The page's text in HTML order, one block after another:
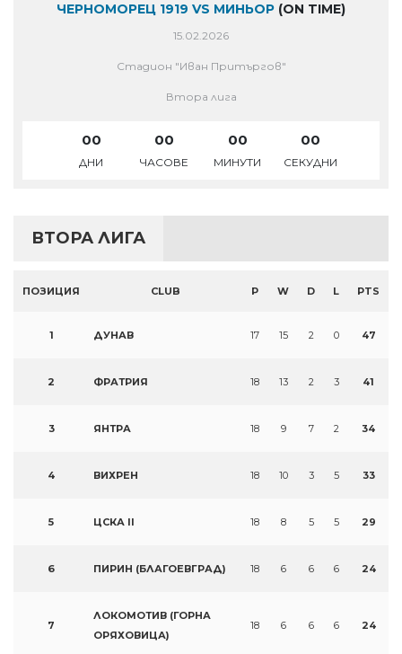
ЧЕРНОМОРЕЦ 1919 VS МИНЬОР (ON TIME)
15.02.2026
Стадион "Иван Притъргов"
Втора лига
00
ДНИ
00
ЧАСОВЕ
00
МИНУТИ
00
СЕКУДНИ
ВТОРА ЛИГА
ПОЗИЦИЯ CLUB P W D L PTS
1 ДУНАВ 17 15 2 0 47
2 ФРАТРИЯ 18 13 2 3 41
3 ЯНТРА 18 9 7 2 34
4 ВИХРЕН 18 10 3 5 33
5 ЦСКА II 18 8 5 5 29
6 ПИРИН (БЛАГОЕВГРАД) 18 6 6 6 24
7
ЛОКОМОТИВ (ГОРНА
ОРЯХОВИЦА)
18 6 6 6 24